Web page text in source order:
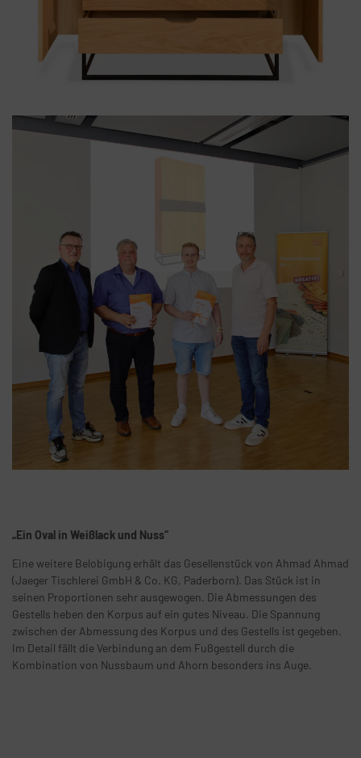
„Ein Oval in Weißlack und Nuss“
Eine weitere Belobigung erhält das Gesellenstück von Ahmad Ahmad
(Jaeger Tischlerei GmbH & Co. KG, Paderborn). Das Stück ist in
seinen Proportionen sehr ausgewogen. Die Abmessungen des
Gestells heben den Korpus auf ein gutes Niveau. Die Spannung
zwischen der Abmessung des Korpus und des Gestells ist gegeben.
Im Detail fällt die Verbindung an dem Fußgestell durch die
Kombination von Nussbaum und Ahorn besonders ins Auge.